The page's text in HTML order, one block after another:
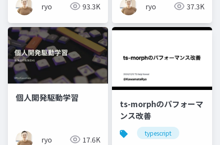
ryo 93.3K ryo 37.3K
個人開発駆動学習
ryo 17.6K
ts-morphのパフォーマ
ンス改善
typescript